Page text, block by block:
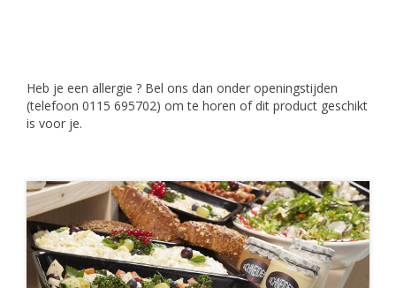
Heb je een allergie ? Bel ons dan onder openingstijden
(telefoon 0115 695702) om te horen of dit product geschikt
is voor je.